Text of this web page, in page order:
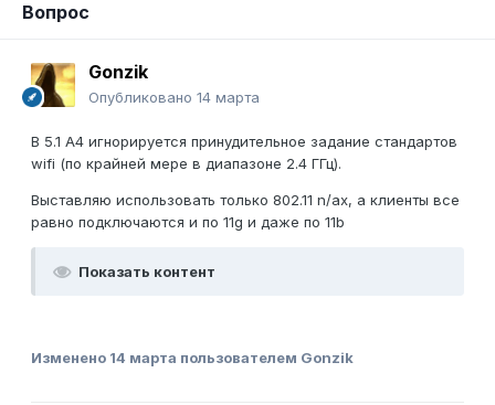
Вопрос
Gonzik
Опубликовано 14 марта
В 5.1 А4 игнорируется принудительное задание стандартов
wifi (по крайней мере в диапазоне 2.4 ГГц).
Выставляю использовать только 802.11 n/ax, а клиенты все
равно подключаются и по 11g и даже по 11b
Показать контент
Изменено 14 марта пользователем Gonzik